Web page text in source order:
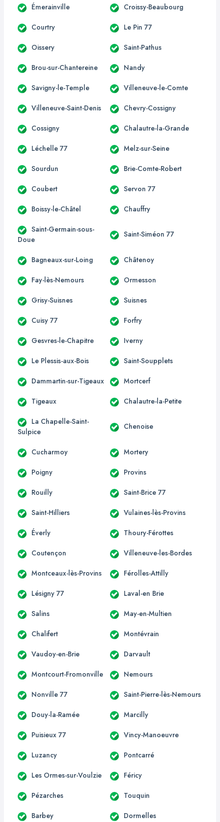
Émerainville Croissy-Beaubourg
Courtry Le Pin 77
Oissery Saint-Pathus
Brou-sur-Chantereine Nandy
Savigny-le-Temple Villeneuve-le-Comte
Villeneuve-Saint-Denis Chevry-Cossigny
Cossigny Chalautre-la-Grande
Léchelle 77 Melz-sur-Seine
Sourdun Brie-Comte-Robert
Coubert Servon 77
Boissy-le-Châtel Chauffry
Saint-Germain-sous-
Doue
Saint-Siméon 77
Bagneaux-sur-Loing Châtenoy
Fay-lès-Nemours Ormesson
Grisy-Suisnes Suisnes
Cuisy 77 Forfry
Gesvres-le-Chapitre Iverny
Le Plessis-aux-Bois Saint-Soupplets
Dammartin-sur-Tigeaux Mortcerf
Tigeaux Chalautre-la-Petite
La Chapelle-Saint-
Sulpice
Chenoise
Cucharmoy Mortery
Poigny Provins
Rouilly Saint-Brice 77
Saint-Hilliers Vulaines-lès-Provins
Éverly Thoury-Férottes
Coutençon Villeneuve-les-Bordes
Montceaux-lès-Provins Férolles-Attilly
Lésigny 77 Laval-en Brie
Salins May-en-Multien
Chalifert Montévrain
Vaudoy-en-Brie Darvault
Montcourt-Fromonville Nemours
Nonville 77 Saint-Pierre-lès-Nemours
Douy-la-Ramée Marcilly
Puisieux 77 Vincy-Manoeuvre
Luzancy Pontcarré
Les Ormes-sur-Voulzie Féricy
Pézarches Touquin
Barbey Dormelles